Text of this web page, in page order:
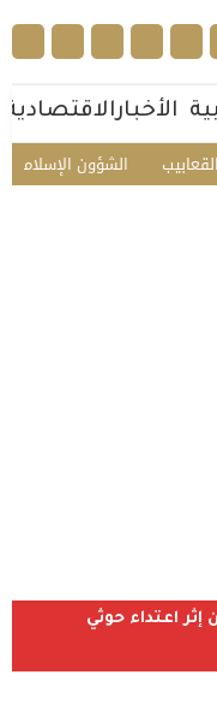
الأخبارالاقتصادية
الشؤون الإسلامية
في نجران إثر اعتداء حوثي